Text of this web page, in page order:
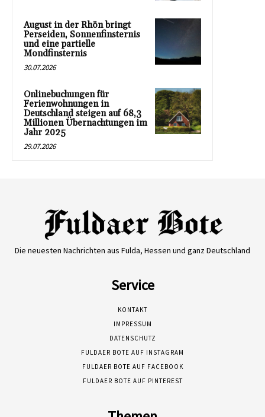
August in der Rhön bringt
Perseiden, Sonnenfinsternis
und eine partielle
Mondfinsternis
30.07.2026
Onlinebuchungen für
Ferienwohnungen in
Deutschland steigen auf 68,3
Millionen Übernachtungen im
Jahr 2025
29.07.2026
Die neuesten Nachrichten aus Fulda, Hessen und ganz Deutschland
Service
KONTAKT
IMPRESSUM
DATENSCHUTZ
FULDAER BOTE AUF INSTAGRAM
FULDAER BOTE AUF FACEBOOK
FULDAER BOTE AUF PINTEREST